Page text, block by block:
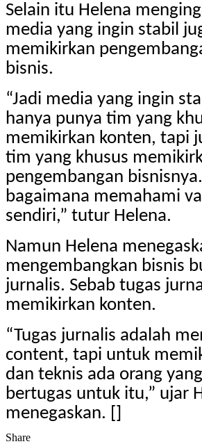
Selain itu Helena
media yang ingin stabil
memikirkan
bisnis.
“Jadi media yang ingin
hanya punya tim yang
memikirkan konten, tapi
tim yang khusus
pengembangan
bagaimana memahami
sendiri,” tutur Helena.
Namun Helena
mengembangkan bisnis
jurnalis. Sebab tugas
memikirkan konten.
“Tugas jurnalis adalah
content, tapi untuk
dan teknis ada orang
bertugas untuk itu,” ujar
menegaskan. []
Share